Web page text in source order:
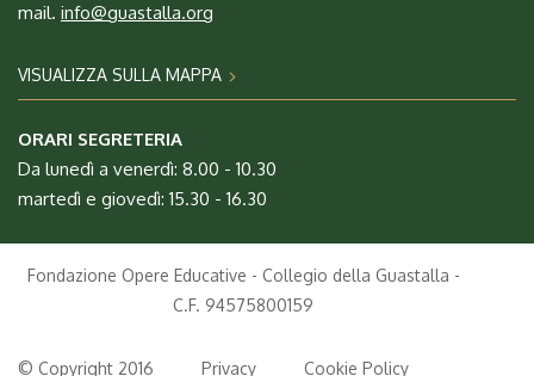
mail. info@guastalla.org
VISUALIZZA SULLA MAPPA
ORARI SEGRETERIA
Da lunedì a venerdì: 8.00 - 10.30
martedì e giovedì: 15.30 - 16.30
Fondazione Opere Educative - Collegio della Guastalla -
C.F. 94575800159
© Copyright 2016 Privacy Cookie Policy